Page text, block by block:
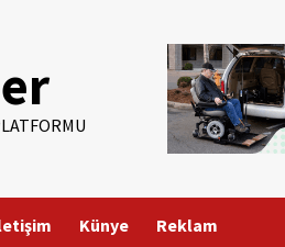
Künye Reklam